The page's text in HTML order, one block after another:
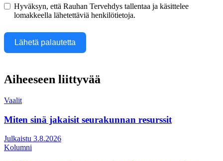
Hyväksyn, että Rauhan Tervehdys tallentaa ja käsittelee
lomakkeella lähetettäviä henkilötietoja.
Lähetä palautetta
Aiheeseen liittyvää
Vaalit
Miten sinä jakaisit seurakunnan resurssit
Julkaistu 3.8.2026
Kolumni